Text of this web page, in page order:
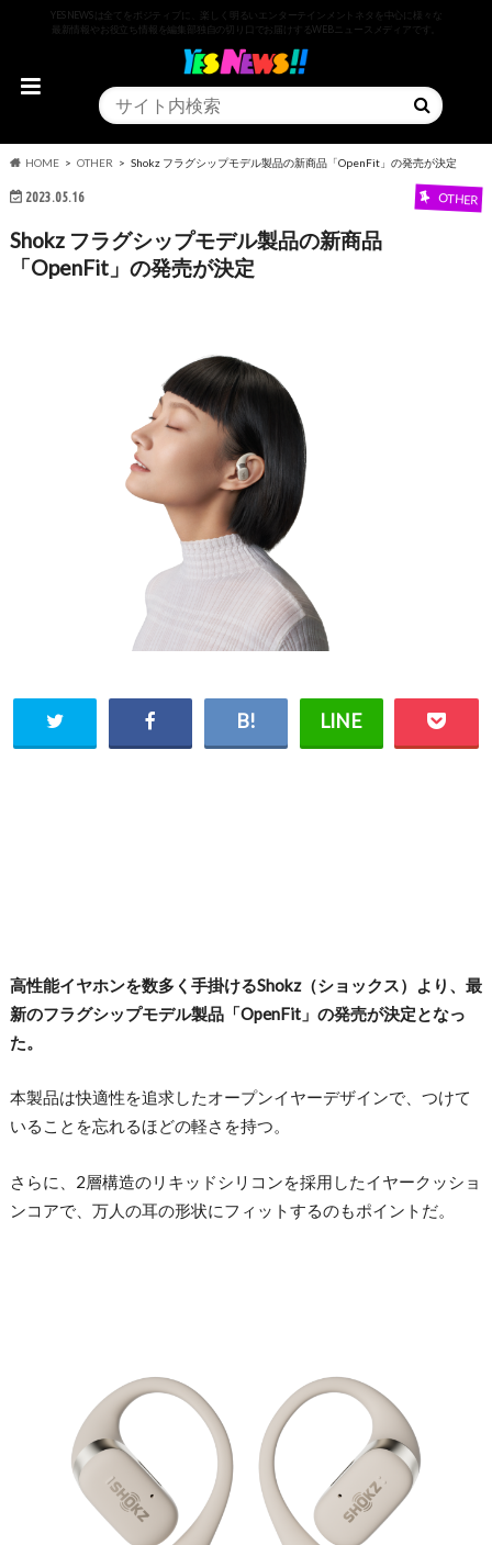
YESNEWSは全てをポジティブに、楽しく明るいエンターテインメントネタを中心に様々な
最新情報やお役立ち情報を編集部独自の切り口でお届けするWEBニュースメディアです。
HOME OTHER Shokz フラグシップモデル製品の新商品「OpenFit」の発売が決定
2023.05.16 OTHER
Shokz フラグシップモデル製品の新商品
「OpenFit」の発売が決定
高性能イヤホンを数多く手掛けるShokz（ショックス）より、最
新のフラグシップモデル製品「OpenFit」の発売が決定となっ
た。
本製品は快適性を追求したオープンイヤーデザインで、つけて
いることを忘れるほどの軽さを持つ。
さらに、2層構造のリキッドシリコンを採⽤したイヤークッショ
ンコアで、万人の⽿の形状にフィットするのもポイントだ。